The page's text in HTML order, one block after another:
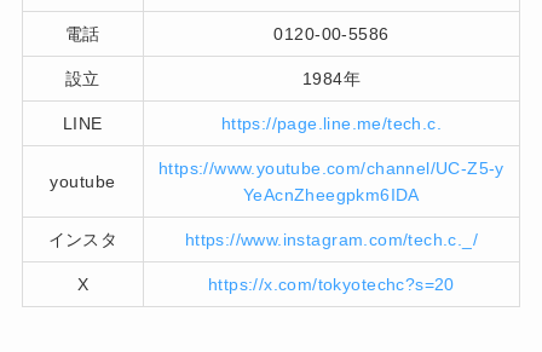
電話 0120-00-5586
設立 1984年
LINE https://page.line.me/tech.c.
youtube
https://www.youtube.com/channel/UC-Z5-y
YeAcnZheegpkm6IDA
インスタ https://www.instagram.com/tech.c._/
X https://x.com/tokyotechc?s=20